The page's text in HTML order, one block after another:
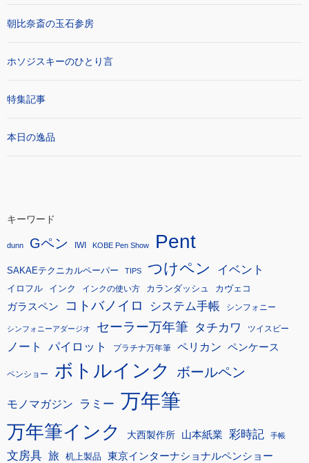
朝比奈斎の玉石参房
ホソジスキーのひとり言
特集記事
本日の逸品
キーワード
dunn Gペン IWI KOBE Pen Show Pent
SAKAEテクニカルペーパー TIPS つけペン イベント
イロフル インク インクの使い方 カランダッシュ カヴェコ
ガラスペン コトバノイロ システム手帳 シンフォニー
シンフォニーアダージオ セーラー万年筆 タチカワ ツイスビー
ノート パイロット プラチナ万年筆 ペリカン ペンケース
ペンショー ボトルインク ボールペン
モノマガジン ラミー 万年筆
万年筆インク 大西製作所 山本紙業 彩時記 手帳
文房具 旅 机上製品 東京インターナショナルペンショー